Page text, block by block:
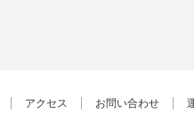
アクセス お問い合わせ